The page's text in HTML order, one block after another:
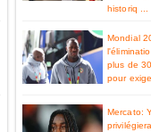
historiq ...
Mondial
plus de
pour
Mercato: